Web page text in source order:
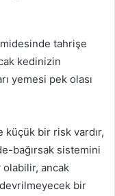
tahrişe
kedinizin
yemesi pek olası
küçük bir risk vardır,
bağırsak sistemini
olabilir, ancak
bir